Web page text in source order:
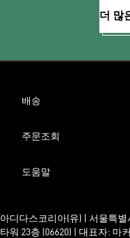
더 많
배송
주문조회
도움말
아디다스코리아(유) | 서울특
타워 23층 (06620) | 대표자: 마